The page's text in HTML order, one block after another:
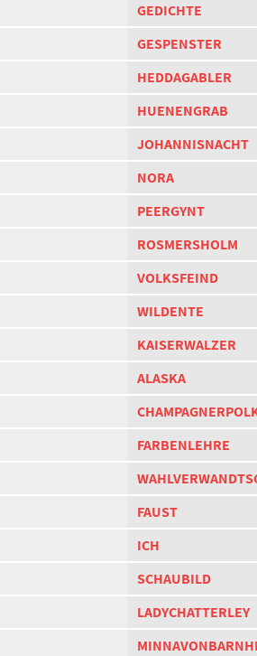
GEDICHTE
GESPENSTER
HEDDAGABLER
HUENENGRAB
JOHANNISNACHT
NORA
PEERGYNT
ROSMERSHOLM
VOLKSFEIND
WILDENTE
KAISERWALZER
ALASKA
FARBENLEHRE
FAUST
ICH
SCHAUBILD
LADYCHATTERLEY